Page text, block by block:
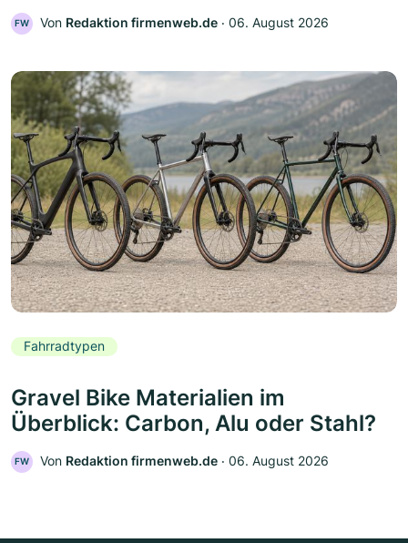
FW Von Redaktion firmenweb.de ‧ 06. August 2026
Fahrradtypen
Gravel Bike Materialien im
Überblick: Carbon, Alu oder Stahl?
FW Von Redaktion firmenweb.de ‧ 06. August 2026